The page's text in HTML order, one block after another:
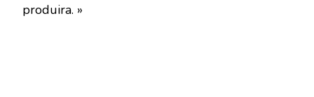
produira. »